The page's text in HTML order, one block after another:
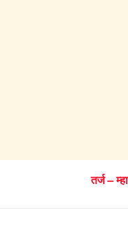
तर्ज –